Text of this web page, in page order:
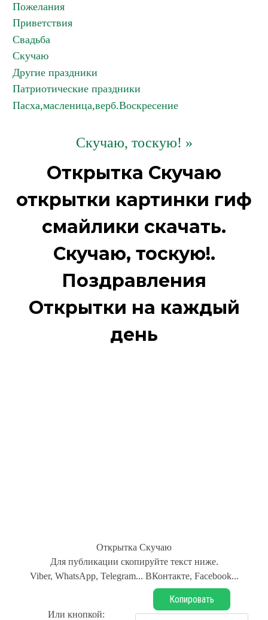
Пожелания
Приветствия
Свадьба
Скучаю
Другие праздники
Патриотические праздники
Пасха,масленица,верб.Воскресение
Скучаю, тоскую! »
Открытка Скучаю
открытки картинки гиф
смайлики скачать.
Скучаю, тоскую!.
Поздравления
Открытки на каждый
день
Открытка Скучаю
Для публикации скопируйте текст ниже.
Viber, WhatsApp, Telegram... ВКонтакте, Facebook...
Или кнопкой:
Копировать